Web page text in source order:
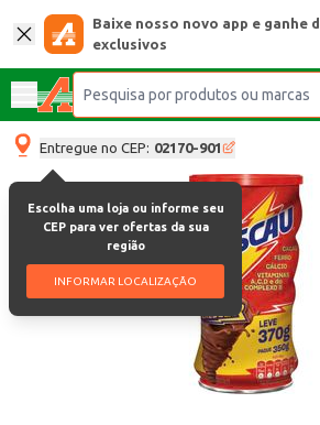
Baixe nosso novo app e ganhe
exclusivos
Entregue no CEP: 02170-901
Escolha uma loja ou informe seu
CEP para ver ofertas da sua
região
INFORMAR LOCALIZAÇÃO